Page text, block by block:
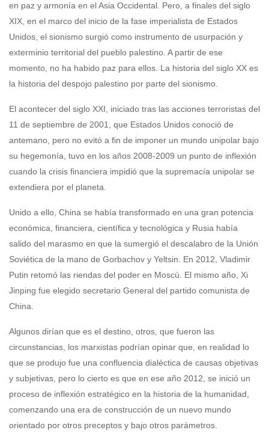
en paz y armonía en el Asia Occidental. Pero, a finales del siglo
XIX, en el marco del inicio de la fase imperialista de Estados
Unidos, el sionismo surgió como instrumento de usurpación y
exterminio territorial del pueblo palestino. A partir de ese
momento, no ha habido paz para ellos. La historia del siglo XX es
la historia del despojo palestino por parte del sionismo.
El acontecer del siglo XXI, iniciado tras las acciones terroristas del
11 de septiembre de 2001, que Estados Unidos conoció de
antemano, pero no evitó a fin de imponer un mundo unipolar bajo
su hegemonía, tuvo en los años 2008-2009 un punto de inflexión
cuando la crisis financiera impidió que la supremacía unipolar se
extendiera por el planeta.
Unido a ello, China se había transformado en una gran potencia
económica, financiera, científica y tecnológica y Rusia había
salido del marasmo en que la sumergió el descalabro de la Unión
Soviética de la mano de Gorbachov y Yeltsin. En 2012, Vladimir
Putin retomó las riendas del poder en Moscú. El mismo año, Xi
Jinping fue elegido secretario General del partido comunista de
China.
Algunos dirían que es el destino, otros, que fueron las
circunstancias, los marxistas podrían opinar que, en realidad lo
que se produjo fue una confluencia dialéctica de causas objetivas
y subjetivas, pero lo cierto es que en ese año 2012, se inició un
proceso de inflexión estratégico en la historia de la humanidad,
comenzando una era de construcción de un nuevo mundo
orientado por otros preceptos y bajo otros parámetros.